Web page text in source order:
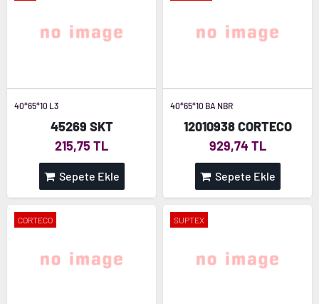
40*65*10 L3
45269 SKT
215,75 TL
Sepete Ekle
40*65*10 BA NBR
12010938 CORTECO
929,74 TL
Sepete Ekle
CORTECO SUPTEX